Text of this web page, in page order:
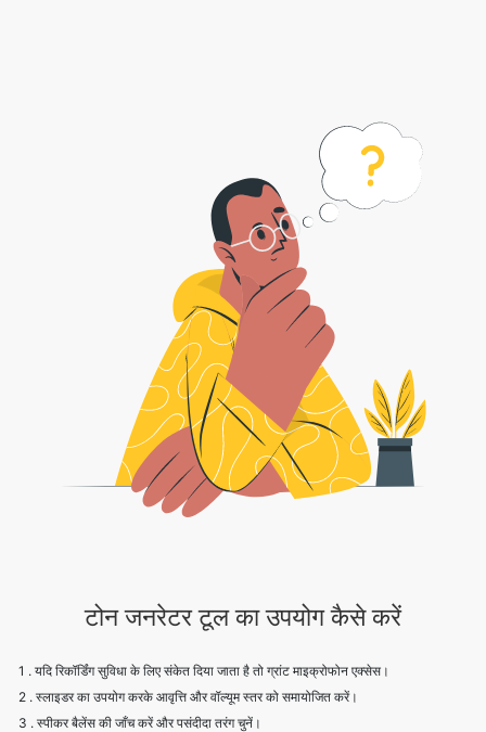
टोन जनरेटर टूल का उपयोग कैसे करें
1 . यदि रिकॉर्डिंग सुविधा के लिए संकेत दिया जाता है तो ग्रांट माइक्रोफोन एक्सेस।
2 . स्लाइडर का उपयोग करके आवृत्ति और वॉल्यूम स्तर को समायोजित करें।
3 . स्पीकर बैलेंस की जाँच करें और पसंदीदा तरंग चुनें।